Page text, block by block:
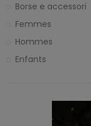
Borse e accessori
Femmes
Hommes
Enfants